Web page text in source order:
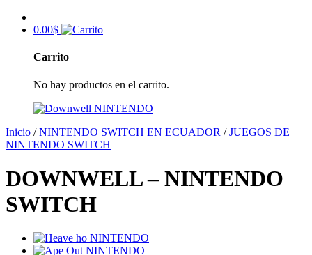
0.00$
Carrito
No hay productos en el carrito.
Inicio / NINTENDO SWITCH EN ECUADOR / JUEGOS DE
NINTENDO SWITCH
DOWNWELL – NINTENDO
SWITCH